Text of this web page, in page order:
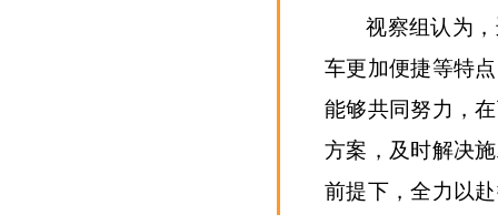
视察组认为
车更加便捷等特
能够共同努力，
方案，及时解决
前提下，全力以